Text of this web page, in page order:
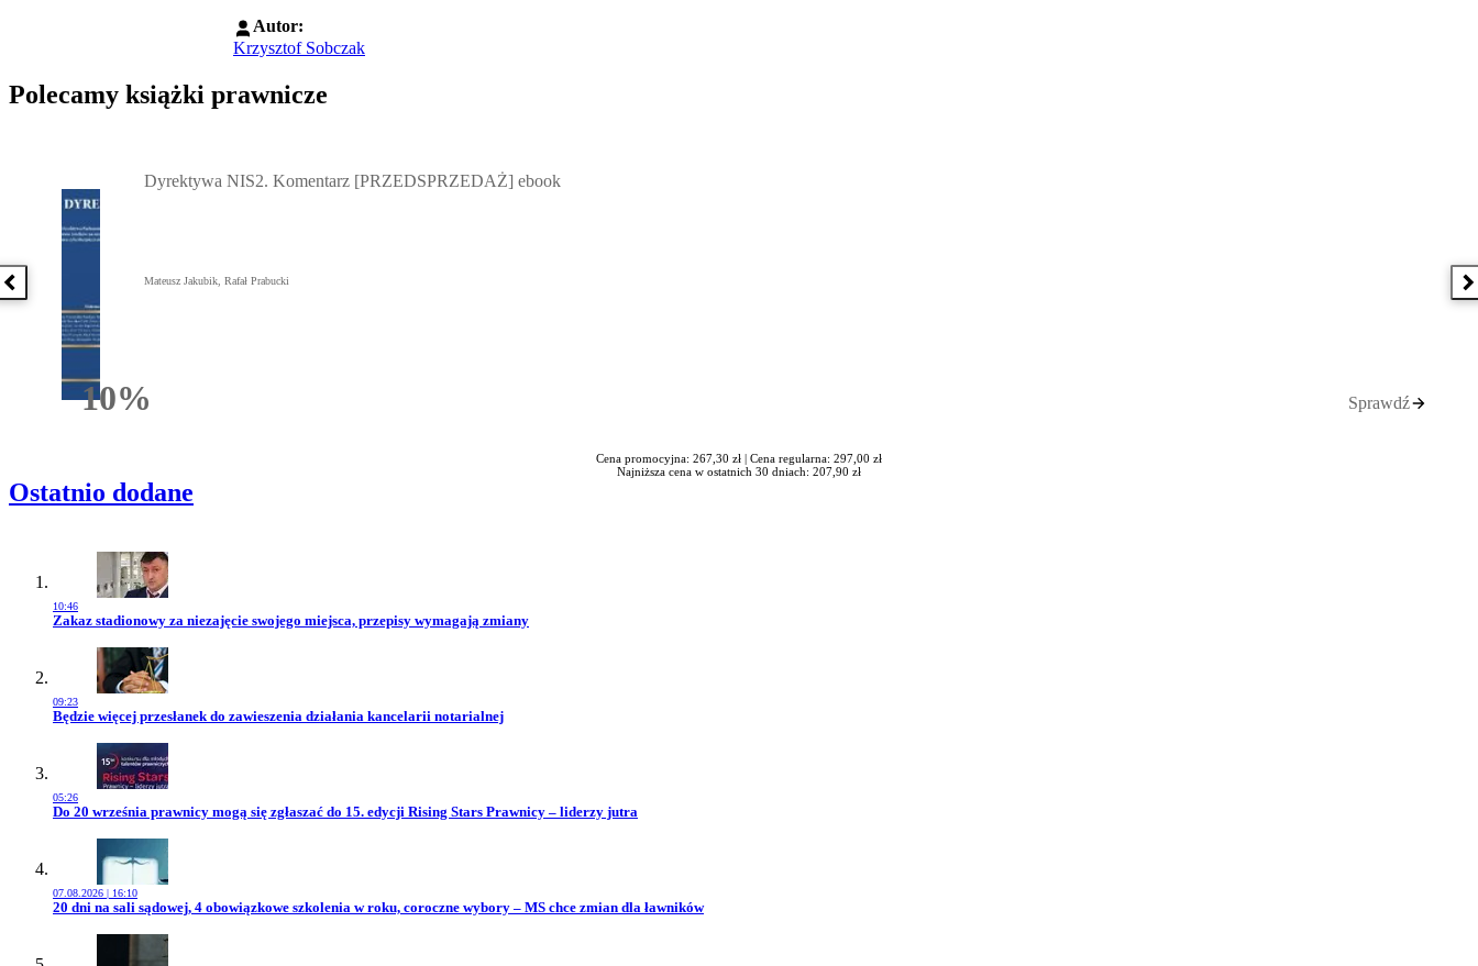
Autor:
Krzysztof Sobczak
Polecamy książki prawnicze
Poprzednia książka
10%Rabatu
Dyrektywa NIS2. Komentarz [PRZEDSPRZEDAŻ] ebook
Mateusz Jakubik, Rafał Prabucki
Sprawdź
Cena promocyjna: 267,30 zł | Cena regularna: 297,00 zł
Najniższa cena w ostatnich 30 dniach: 207,90 zł
Ostatnio dodane
10:46
Przejdź do artykułu:
Zakaz stadionowy za niezajęcie swojego miejsca, przepisy wymagają zmiany
09:23
Przejdź do artykułu:
Będzie więcej przesłanek do zawieszenia działania kancelarii notarialnej
05:26
Przejdź do artykułu:
Do 20 września prawnicy mogą się zgłaszać do 15. edycji Rising Stars Prawnicy – liderzy jutra
07.08.2026 | 16:10
Przejdź do artykułu:
20 dni na sali sądowej, 4 obowiązkowe szkolenia w roku, coroczne wybory – MS chce zmian dla ławników